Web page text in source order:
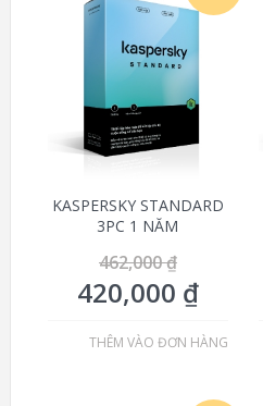
KASPERSKY STANDARD
3PC 1 NĂM
462,000₫
420,000 ₫
THÊM VÀO ĐƠN HÀNG